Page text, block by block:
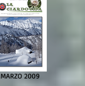
MARZO 2009